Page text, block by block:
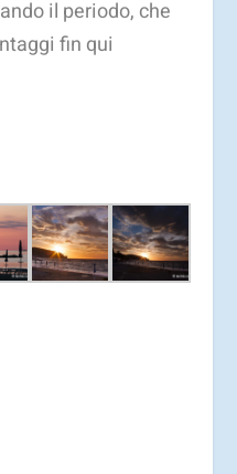
il periodo, che
fin qui